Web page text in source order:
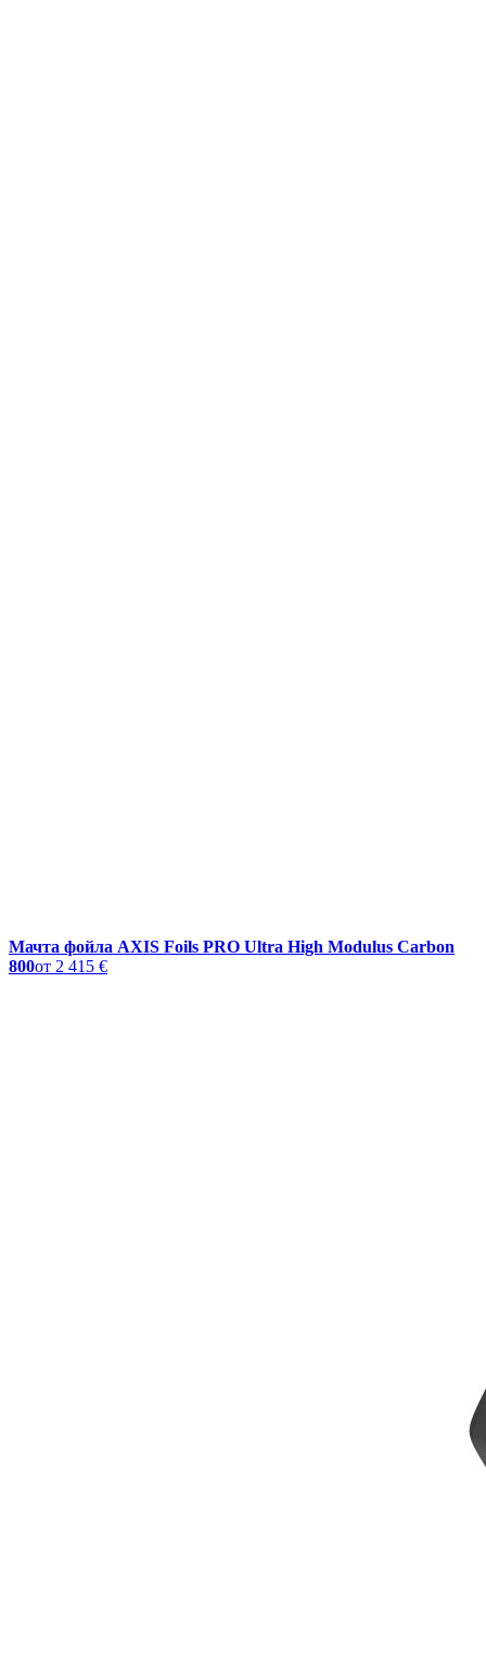
Мачта фойла AXIS Foils PRO Ultra High Modulus Carbon
800от 2 415 €